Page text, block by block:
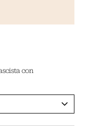
con